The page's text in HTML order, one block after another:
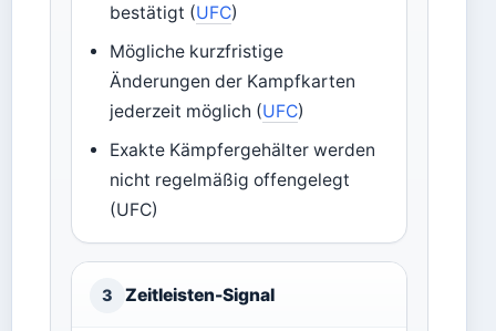
bestätigt (UFC)
Mögliche kurzfristige
Änderungen der Kampfkarten
jederzeit möglich (UFC)
Exakte Kämpfergehälter werden
nicht regelmäßig offengelegt
(UFC)
3 Zeitleisten-Signal